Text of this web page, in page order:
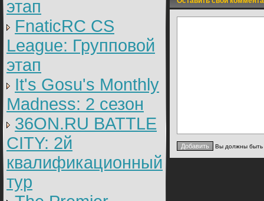
этап
FnaticRC CS
League: Групповой
этап
It's Gosu's Monthly
Madness: 2 сезон
36ON.RU BATTLE
CITY: 2й
квалификационный
тур
Вы должны быть